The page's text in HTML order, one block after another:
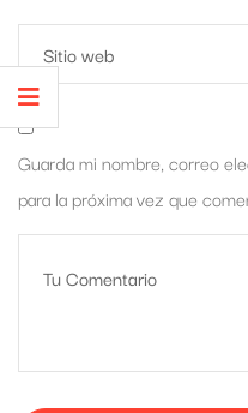
Guarda mi nombre, correo
para la próxima vez que